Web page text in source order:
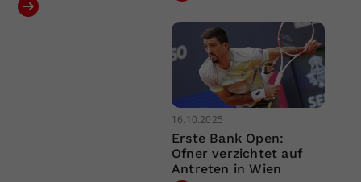
16.10.2025
Erste Bank Open:
Ofner verzichtet auf
Antreten in Wien